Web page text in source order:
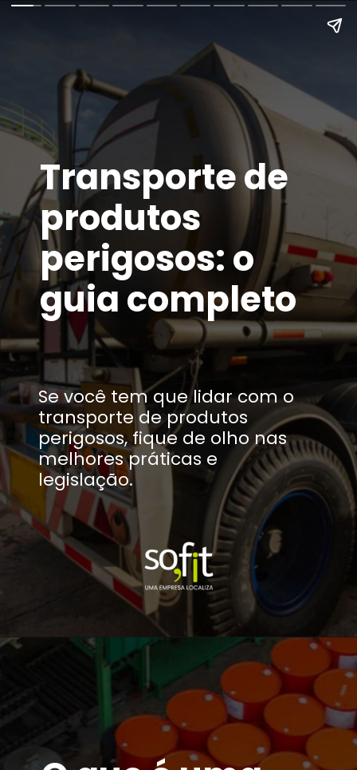
Transporte de
produtos
perigosos: o
guia completo
Se você tem que lidar com o
transporte de produtos
perigosos, fique de olho nas
melhores práticas e
legislação.